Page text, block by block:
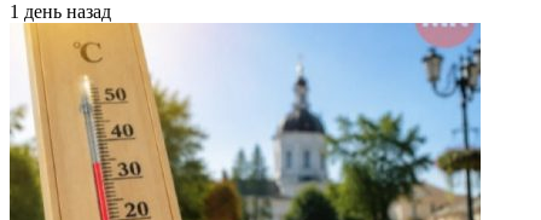
1 день назад